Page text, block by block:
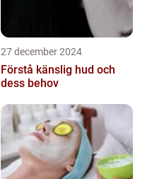
27 december 2024
Förstå känslig hud och
dess behov